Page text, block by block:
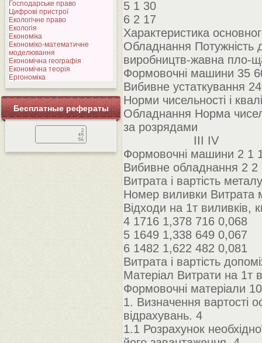
Господарське право
Цифрові пристрої
Екологічне право
Екологія
Економіка
Економіко-математичне
моделювання
Економічна географія
Економічна теорія
Ергономіка
Бесплатные рефераты
5 1 30
6 2 17
Характеристика
Обладнання Потужність
виробництв-жавна пло-
Формовочні машини 35
Вибивне устаткування
Норми чисельності і
Обладнання Норма
за розрядами
III IV
Формовочні машини 2 1
Вибивне обладнання 2 2
Витрата і вартість
Номер виливки Витрата
Відходи на 1т виливків,
4 1716 1,378 716 0,068
5 1649 1,338 649 0,067
6 1482 1,622 482 0,081
Витрата і вартість
Матеріал Витрати на 1т
Формовочні матеріали
1. Визначення вартості
відрахувань. 4
1.1 Розрахунок